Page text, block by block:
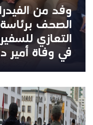
وفد من
الصحف
التعازي
في وفاة أمير